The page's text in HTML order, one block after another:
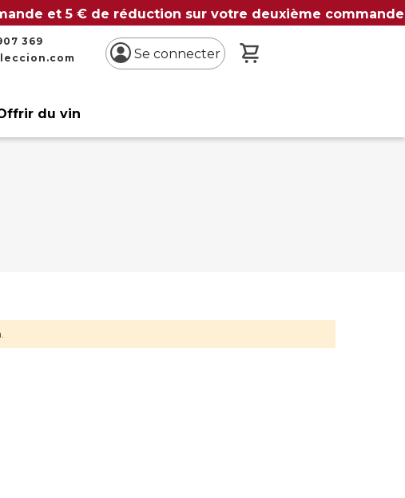
et 5 € de réduction sur votre deuxième commande
369
Se connecter
du vin